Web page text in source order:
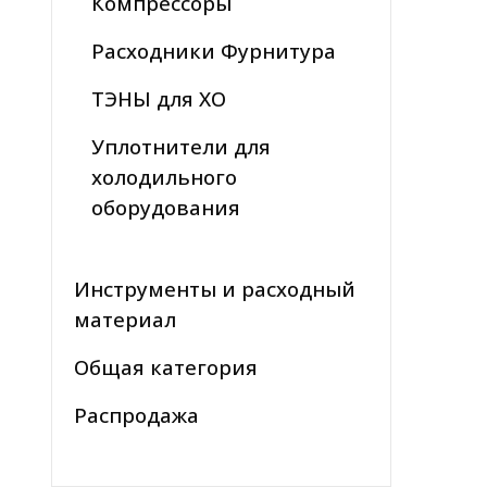
Расходники Фурнитура
ТЭНЫ для ХО
Уплотнители для
холодильного
оборудования
Инструменты и расходный
материал
Общая категория
Распродажа